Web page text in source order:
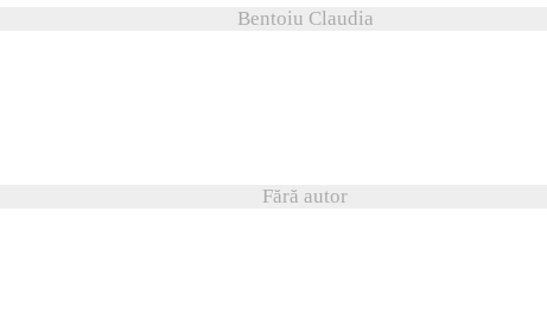
Bentoiu Claudia
Fără autor